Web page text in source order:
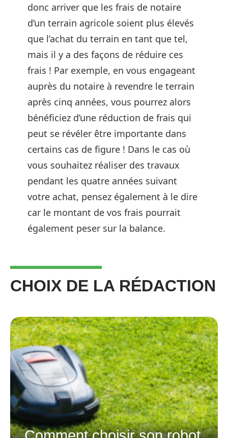
donc arriver que les frais de notaire
d’un terrain agricole soient plus élevés
que l’achat du terrain en tant que tel,
mais il y a des façons de réduire ces
frais ! Par exemple, en vous engageant
auprès du notaire à revendre le terrain
après cinq années, vous pourrez alors
bénéficiez d’une réduction de frais qui
peut se révéler être importante dans
certains cas de figure ! Dans le cas où
vous souhaitez réaliser des travaux
pendant les quatre années suivant
votre achat, pensez également à le dire
car le montant de vos frais pourrait
également peser sur la balance.
CHOIX DE LA RÉDACTION